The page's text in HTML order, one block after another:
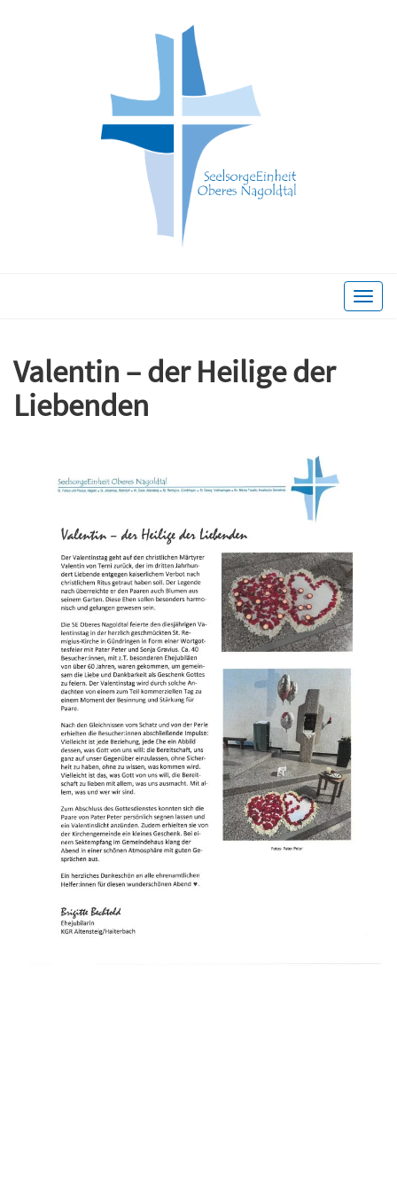
Toggle
Valentin – der Heilige der
Liebenden